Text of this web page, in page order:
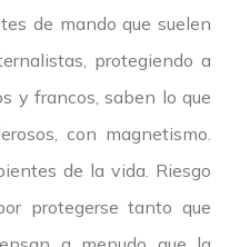
de mando que suelen
protegiendo a
y francos, saben lo que
con magnetismo.
de la vida. Riesgo
protegerse tanto que